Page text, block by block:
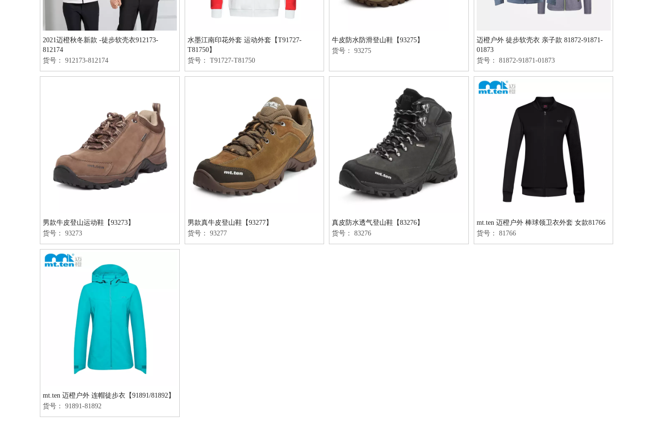
2021迈橙秋冬新款 -徒步软壳衣912173-
812174
货号：
912173-812174
水墨江南印花外套 运动外套【T91727-
T81750】
货号：
T91727-T81750
牛皮防水防滑登山鞋【93275】
货号：
93275
迈橙户外 徒步软壳衣 亲子款 81872-91871-
01873
货号：
81872-91871-01873
男款牛皮登山运动鞋【93273】
货号：
93273
男款真牛皮登山鞋【93277】
货号：
93277
真皮防水透气登山鞋【83276】
货号：
83276
mt.ten 迈橙户外 棒球领卫衣外套 女款81766
货号：
81766
mt.ten 迈橙户外 连帽徒步衣【91891/81892】
货号：
91891-81892